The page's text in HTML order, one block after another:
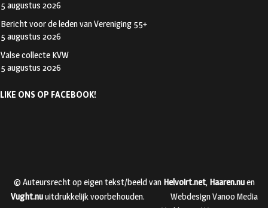
5 augustus 2026
Bericht voor de leden van Vereniging 55+
5 augustus 2026
Valse collecte KVW
5 augustus 2026
LIKE ONS OP FACEBOOK!
© Auteursrecht op eigen tekst/beeld van Helvoirt.net, Haaren.nuen
Vught.nuuitdrukkelijk voorbehouden.
Webdesign Vanoo Media